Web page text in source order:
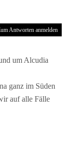
10:45 a.m. Uhr
um Alcudia
ganz im Süden
auf alle Fälle
Antworten anmelden